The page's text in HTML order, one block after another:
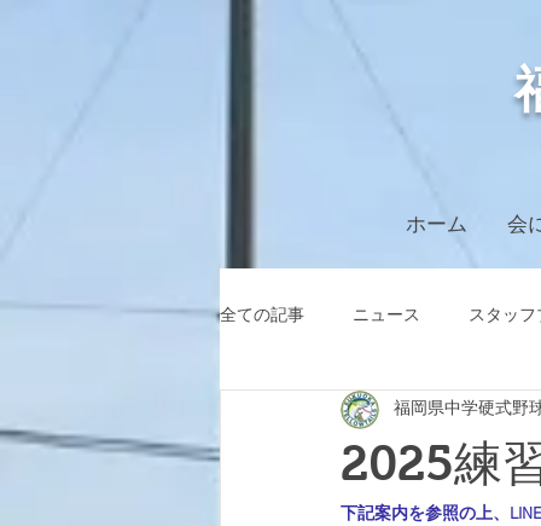
ホーム 会
全ての記事 ニュース スタッフ
2025練
福岡県中学硬式野
下記案内を参照の上、